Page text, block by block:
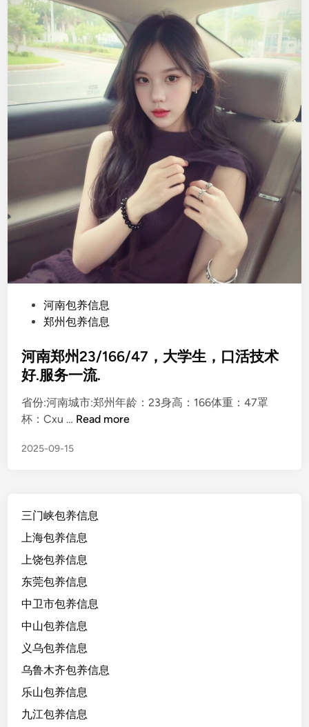
t
e
i
n
河南包养信息
郑州包养信息
河南郑州23/166/47，大学生，口活技术
好.服务一流.
省份:河南城市:郑州年龄：23身高：166体重：47罩
杯：Cxu … 河
/
1
6
/
4
，
大
学
，
口
Read more
2025-09-15
三门峡包养信息
上海包养信息
上饶包养信息
东莞包养信息
中卫市包养信息
中山包养信息
义乌包养信息
乌鲁木齐包养信息
乐山包养信息
九江包养信息